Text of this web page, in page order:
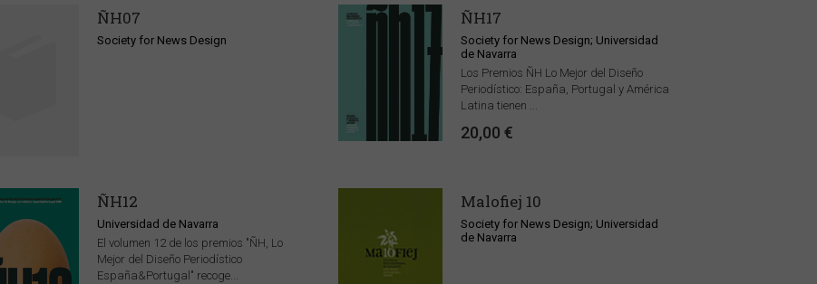
ÑH07
Society for News Design
ÑH17
Society for News Design; Universidad
de Navarra
Los Premios ÑH Lo Mejor del Diseño
Periodístico: España, Portugal y América
Latina tienen ...
20,00 €
ÑH12
Universidad de Navarra
El volumen 12 de los premios "ÑH, Lo
Mejor del Diseño Periodístico
España&Portugal" recoge...
Malofiej 10
Society for News Design; Universidad
de Navarra